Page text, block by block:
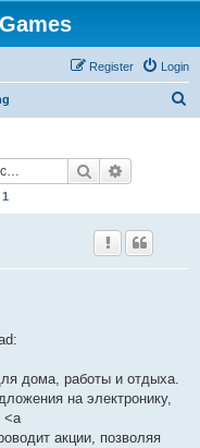
Login
Register
Search
1
дома, работы и отдыха.
на электронику,
<a
акции, позволяя